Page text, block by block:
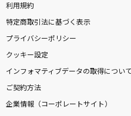
利用規約
特定商取引法に基づく表示
プライバシーポリシー
クッキー設定
インフォマティブデータの取得について
ご契約方法
企業情報（コーポレートサイト）